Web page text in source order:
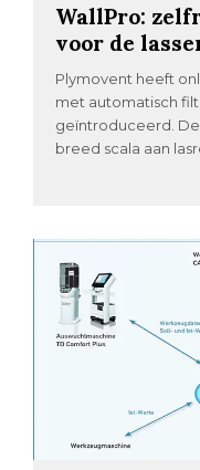
WallPro:
voor de
Plymovent heeft
met automatisch
geïntroduceerd.
breed scala aan